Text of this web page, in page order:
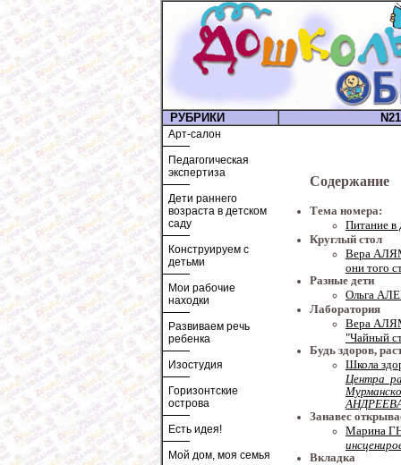
РУБРИКИ
Арт-салон
Педагогическая
экспертиза
Дети раннего
возраста в детском
саду
Конструируем с
детьми
Мои рабочие
находки
Развиваем речь
ребенка
Изостудия
Горизонтские
острова
Есть идея!
Мой дом, моя семья
Содержание
Тема номера:
Питание в
Круглый стол
Вера
они того
Разные дети
Ольга
Лаборатория
Вера
"Чайный
Будь здоров,
Школа
Центра
Занавес
Марина
Вкладка